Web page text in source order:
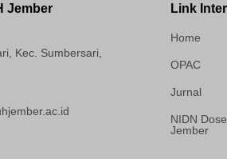
Jember
Kec. Sumbersari,
Link
Home
OPAC
Jurnal
NIDN
Jember